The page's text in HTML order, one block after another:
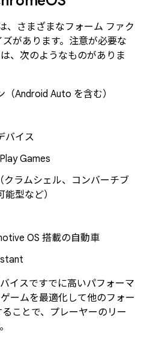
、さまざまなフォーム ファク
があります。注意が必要な
、次のようなものがありま
（Android Auto を含む）
バイス
Games
ラムシェル、コンバーチブ
型など）
OS 搭載の自動車
イスですでに高いパフォーマ
ームを最適化して他のフォー
ことで、プレーヤーのリー